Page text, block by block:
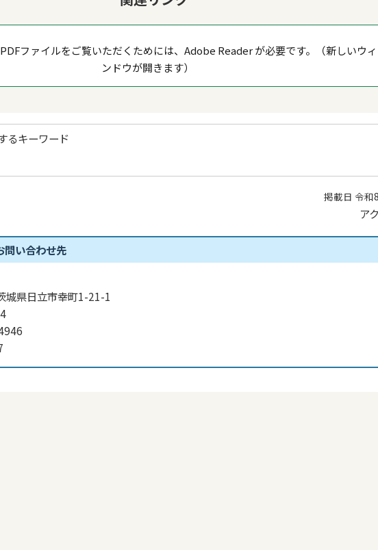
PDFファイルをご覧いただくためには、Adobe Reader が必要です。（新しいウィ
ンドウが開きます）
るキーワード
掲載日 令和
ア
問い合わせ先
城県日立市幸町1-21-1